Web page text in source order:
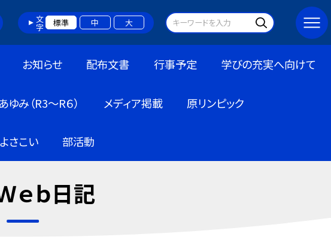
文字 標準 中 大
お知らせ 配布文書 行事予定 学びの充実へ向けて
ゆみ（R3～R６） メディア掲載 原リンピック
さこい 部活動
ｅｂ日記